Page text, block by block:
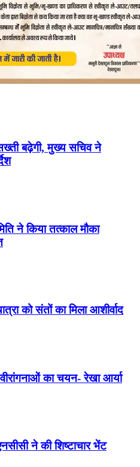
बढ़ेगी, मुख्य सचिव ने
ने किया तत्काल मौका
को संतों का मिला आशीर्वाद
का चयन- रेखा आर्या
ने की शिष्टाचार भेंट